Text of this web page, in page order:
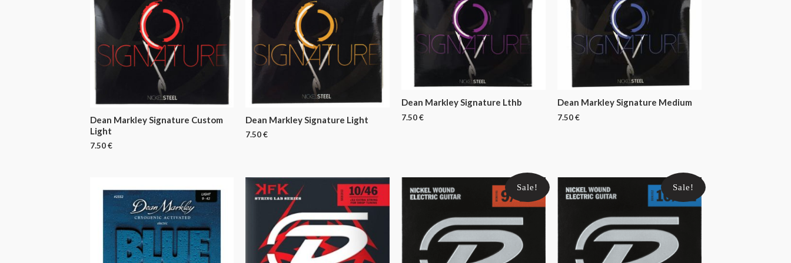
Dean Markley Signature Custom
Light
7.50€
Dean Markley Signature Light
7.50€
Dean Markley Signature Lthb
7.50€
Dean Markley Signature Medium
7.50€
Sale! Sale!